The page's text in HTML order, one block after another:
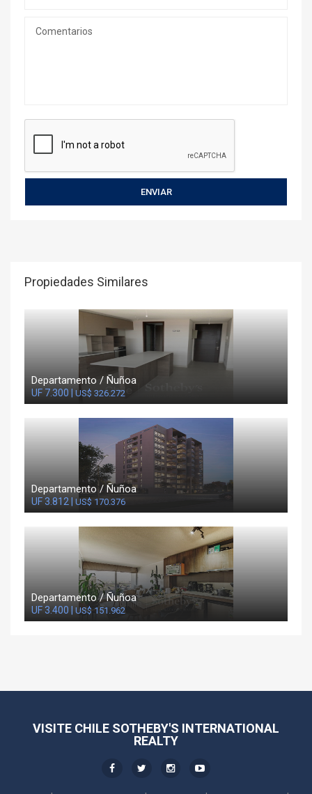
Propiedades Similares
Departamento / Ñuñoa
UF 7.300 | US$ 326.272
Departamento / Ñuñoa
UF 3.812 | US$ 170.376
Departamento / Ñuñoa
UF 3.400 | US$ 151.962
VISITE CHILE SOTHEBY'S INTERNATIONAL
REALTY